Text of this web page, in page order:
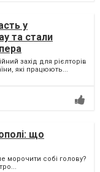
у
та стали
захід для рієлторів
які працюють...
що
морочити собі голову?